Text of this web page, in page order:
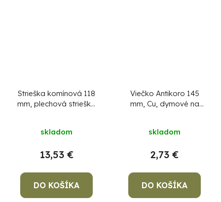
Strieška komínová 118
mm, plechová strieška
skladom
13,53 €
DO KOŠÍKA
Viečko Antikoro 145
mm, Cu, dymové na
zátka
skladom
2,73 €
DO KOŠÍKA